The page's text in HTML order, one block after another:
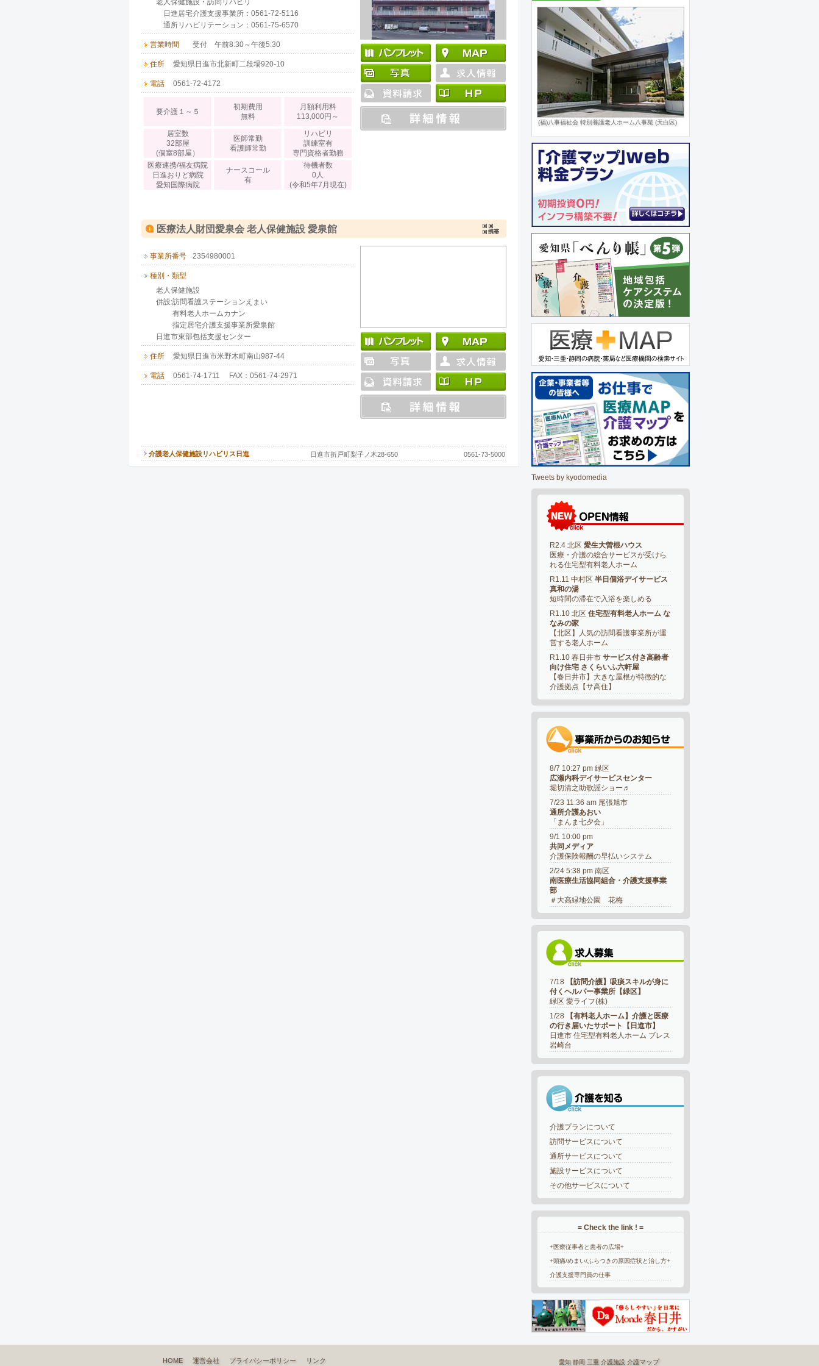
老人保健施設・訪問リハビリ
日進居宅介護支援事業所：0561-72-5116
通所リハビリテーション：0561-75-6570
営業時間 受付 午前8:30～午後5:30
住所 愛知県日進市北新町二段場920-10
電話 0561-72-4172
要介護１～５
初期費用
無料
月額利用料
113,000円～
居室数
32部屋
(個室8部屋）
医師常勤
看護師常勤
リハビリ
訓練室有
専門資格者勤務
医療連携/福友病院
日進おりど病院
愛知国際病院
ナースコール
有
待機者数
0人
(令和5年7月現在)
医療法人財団愛泉会 老人保健施設 愛泉館
事業所番号 2354980001
種別・類型
老人保健施設
併設:訪問看護ステーションえまい
有料老人ホームカナン
指定居宅介護支援事業所愛泉館
日進市東部包括支援センター
住所 愛知県日進市米野木町南山987-44
電話 0561-74-1711 FAX：0561-74-2971
介護老人保健施設リハビリス日進 日進市折戸町梨子ノ木28-650 0561-73-5000
(福)八事福祉会 特別養護老人ホーム八事苑 (天白区)
デイサービス花咲 (清須市)
Tweets by kyodomedia
R2.4 北区 愛生大曽根ハウス
医療・介護の総合サービスが受けら
れる住宅型有料老人ホーム
R1.11 中村区 半日個浴デイサービス
真和の湯
短時間の滞在で入浴を楽しめる
R1.10 北区 住宅型有料老人ホーム な
なみの家
【北区】人気の訪問看護事業所が運
営する老人ホーム
R1.10 春日井市 サービス付き高齢者
向け住宅 さくらいふ六軒屋
【春日井市】大きな屋根が特徴的な
介護拠点【サ高住】
8/7 10:27 pm 緑区
広瀬内科デイサービスセンター
堀切清之助歌謡ショー♬
7/23 11:36 am 尾張旭市
通所介護あおい
「まんま七夕会」
9/1 10:00 pm
共同メディア
介護保険報酬の早払いシステム
2/24 5:38 pm 南区
南医療生活協同組合・介護支援事業
部
＃大高緑地公園 花梅
7/18
【訪問介護】吸痰スキルが身に
付くヘルパー事業所【緑区】
緑区 愛ライフ(株)
1/28
【有料老人ホーム】介護と医療
の行き届いたサポート【日進市】
日進市 住宅型有料老人ホーム ブレス
岩崎台
介護プランについて
訪問サービスについて
通所サービスについて
施設サービスについて
その他サービスについて
= Check the link ! =
+医療従事者と患者の広場+
+頭痛/めまい/ふらつきの原因症状と治し方+
介護支援専門員の仕事
HOME 運営会社 プライバシーポリシー リンク 愛知 静岡 三重 介護施設 介護マップ